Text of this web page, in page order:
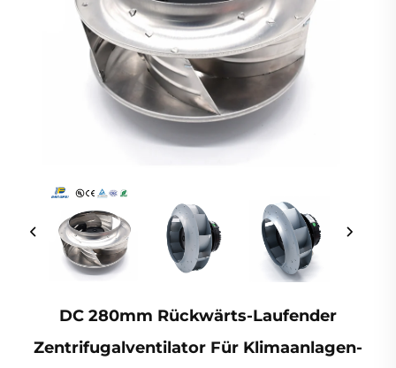
DC 280mm Rückwärts-Laufender
Zentrifugalventilator Für Klimaanlagen-